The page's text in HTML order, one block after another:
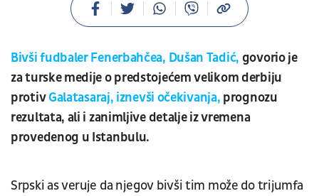
Bivši fudbaler Fenerbahčea, Dušan Tadić, govorio je
za turske medije o predstojećem velikom derbiju
protivGalatasaraj, iznevši očekivanja, prognozu
rezultata, ali i zanimljive detalje iz vremena
provedenog u Istanbulu.
Srpski as veruje da njegov bivši tim može do trijumfa